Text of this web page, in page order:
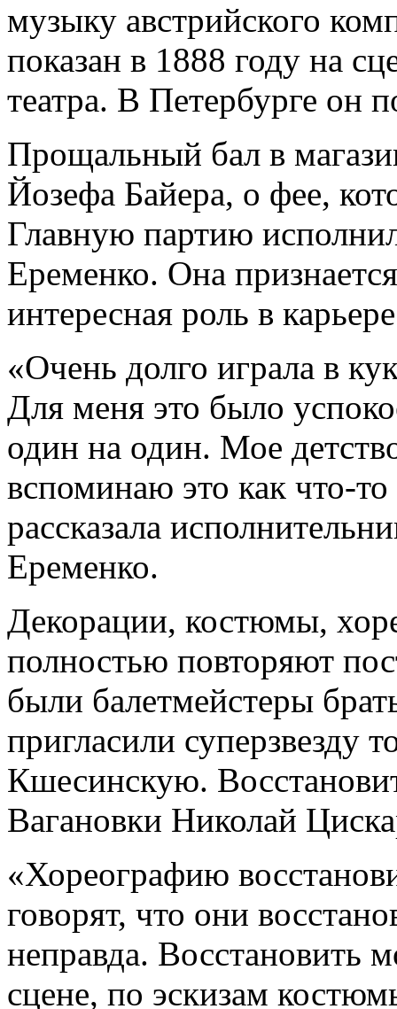
музыку австрийского
показан в 1888 году на
театра. В Петербурге он
Прощальный бал в
Йозефа Байера, о фее,
Главную партию
Еременко. Она
интересная роль в
«Очень долго играла в
Для меня это было
один на один. Мое
вспоминаю это как что-
рассказала
Еременко.
Декорации, костюмы,
полностью повторяют
были балетмейстеры
пригласили суперзвезду
Кшесинскую.
Вагановки Николай
«Хореографию
говорят, что они
неправда. Восстановить
сцене, по эскизам